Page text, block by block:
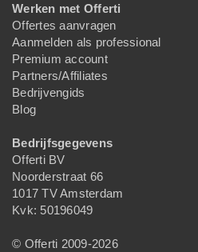
Werken met Offerti
Offertes aanvragen
Aanmelden als professional
Premium account
Partners/Affiliates
Bedrijvengids
Blog
Bedrijfsgegevens
Offerti BV
Noorderstraat 66
1017 TV Amsterdam
Kvk: 50196049
© Offerti 2009-2026